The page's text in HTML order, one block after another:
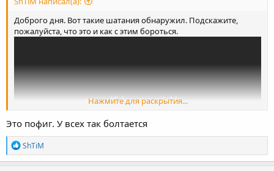
Доброго дня. Вот такие шатания обнаружил. Подскажите,
пожалуйста, что это и как с этим бороться.
Нажмите для раскрытия...
Это пофиг. У всех так болтается
R
e
a
ShTiM